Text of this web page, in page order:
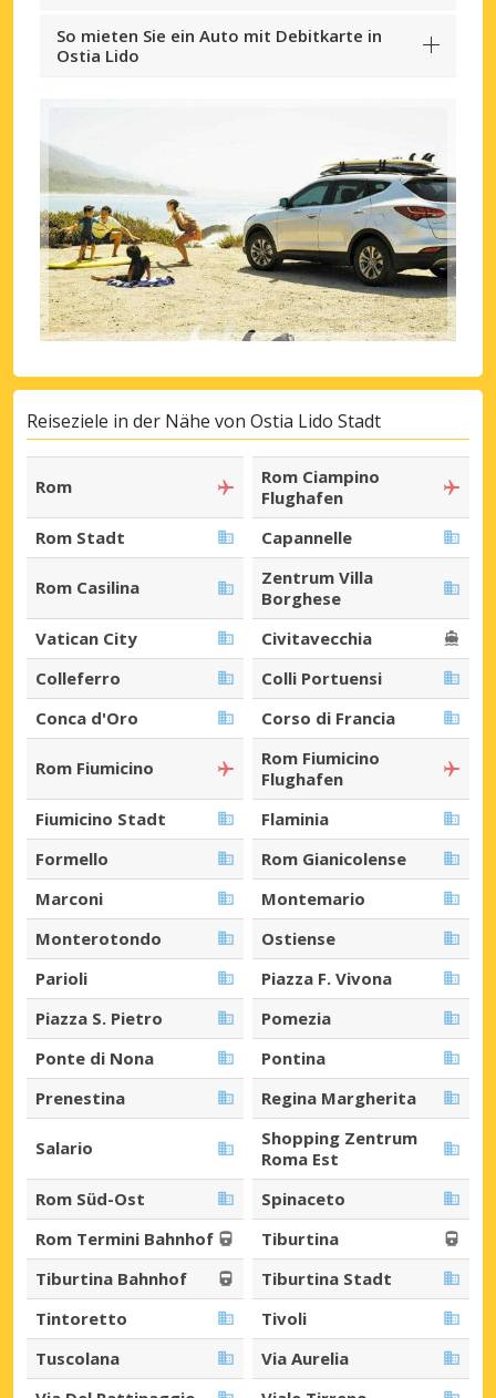
So mieten Sie ein Auto mit Debitkarte in
Ostia Lido
Reiseziele in der Nähe von Ostia Lido Stadt
Rom
Rom Ciampino
Flughafen
Rom Stadt
Capannelle
Rom Casilina
Zentrum Villa
Borghese
Vatican City
Civitavecchia
Colleferro
Colli Portuensi
Conca d'Oro
Corso di Francia
Rom Fiumicino
Rom Fiumicino
Flughafen
Fiumicino Stadt
Flaminia
Formello
Rom Gianicolense
Marconi
Montemario
Monterotondo
Ostiense
Parioli
Piazza F. Vivona
Piazza S. Pietro
Pomezia
Ponte di Nona
Pontina
Prenestina
Regina Margherita
Salario
Shopping Zentrum
Roma Est
Rom Süd-Ost
Spinaceto
Rom Termini Bahnhof
Tiburtina
Tiburtina Bahnhof
Tiburtina Stadt
Tintoretto
Tivoli
Tuscolana
Via Aurelia